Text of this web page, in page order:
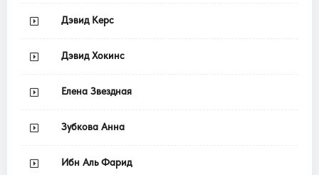
Дэвид Керс
Дэвид Хокинс
Елена Звездная
Зубкова Анна
Ибн Аль Фарид